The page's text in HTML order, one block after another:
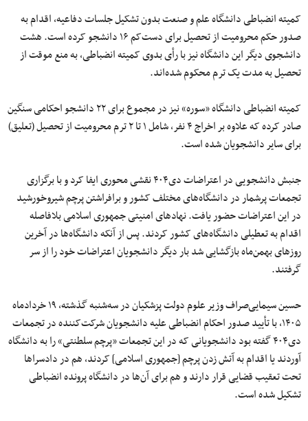
کمیته انضباطی دانشگاه علم و صنعت بدون تشکیل جلسات دفاعیه، اقدام به
صدور حکم محرومیت از تحصیل برای دست‌کم ۱۶ دانشجو کرده است. هشت
دانشجوی دیگر این دانشگاه نیز با رأی بدوی کمیته انضباطی، به منع موقت از
تحصیل به مدت یک ترم محکوم شده‌اند.
کمیته انضباطی دانشگاه «سوره» نیز در مجموع برای ۲۲ دانشجو احکامی سنگین
صادر کرده که علاوه بر اخراج ۴ نفر، شامل ۱ تا ۲ ترم محرومیت از تحصیل (تعلیق)
برای سایر دانشجویان شده است.
جنبش دانشجویی در اعتراضات دی۴۰۴ نقشی محوری ایفا کرد و با برگزاری
تجمعات پرشمار در دانشگاه‌های مختلف کشور و برافراشتن پرچم شیروخورشید
در این اعتراضات حضور یافت. نهادهای امنیتی جمهوری اسلامی بلافاصله
اقدام به تعطیلی دانشگاه‌های کشور کردند. پس از آنکه دانشگاه‌ها در آخرین
روزهای بهمن‌ماه بازگشایی شد بار دیگر دانشجویان اعتراضات خود را از سر
گرفتند.
حسین سیمایی‌صراف وزیر علوم دولت پزشکیان در سه‌شنبه گذشته، ۱۹ خردادماه
۱۴۰۵، با تأیید صدور احکام انضباطی علیه دانشجویان شرکت‌کننده در تجمعات
دی۴۰۴ گفته بود دانشجویانی که در این تجمعات «پرچم سلطنتی» را به دانشگاه
آوردند یا اقدام به آتش زدن پرچم [جمهوری اسلامی] کردند، هم در دادسراها
تحت تعقیب قضایی قرار دارند و هم برای آن‌ها در دانشگاه پرونده انضباطی
تشکیل شده است.